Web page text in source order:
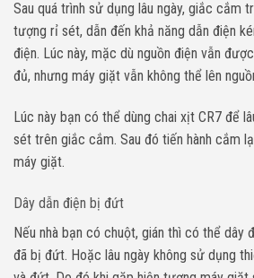
Sau quá trình sử dụng lâu ngày, giắc cắm
tượng rỉ sét, dẫn đến khả năng dẫn điện
điện. Lúc này, mặc dù nguồn điện vẫn
đủ, nhưng máy giặt vẫn không thể lên
Lúc này bạn có thể dùng chai xịt CR7 để
sét trên giắc cắm. Sau đó tiến hành cắm
máy giặt.
Dây dẫn điện bị đứt
Nếu nhà bạn có chuột, gián thì có thể dây
đã bị đứt. Hoặc lâu ngày không sử dụng